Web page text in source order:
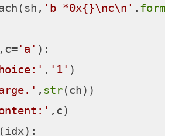
'b *0x{}\nc\n' .
'a' ):
, '1' )
, str(ch))
idx):